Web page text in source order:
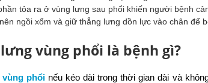
tỏa ra ở vùng lưng sau phổi khiến người bệnh
ngồi xổm và giữ thẳng lưng dồn lực vào chân để
vùng phổi là bệnh gì?
phổi nếu kéo dài trong thời gian dài và